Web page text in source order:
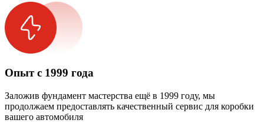
Опыт с 1999 года
Заложив фундамент мастерства ещё в 1999 году, мы
продолжаем предоставлять качественный сервис для коробки
вашего автомобиля